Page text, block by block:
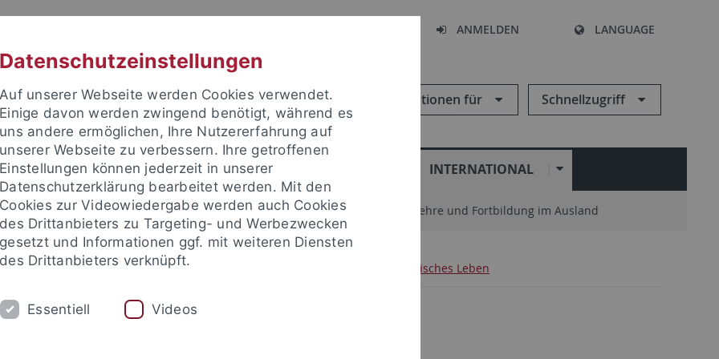
ANMELDEN LANGUAGE
Informationen für Schnellzugriff
FORSCHUNG EINRICHTUNGEN INTERNATIONAL
im Ausland Sprachen lernen Forschung Welcome Center Lehre und Fortbildung im Ausland
aus dem Ausland Erasmus und Austausch nach Tübingen Studentisches Leben
Leben
Datenschutzeinstellungen
Auf unserer Webseite werden Cookies verwendet.
Einige davon werden zwingend benötigt, während es
uns andere ermöglichen, Ihre Nutzererfahrung auf
unserer Webseite zu verbessern. Ihre getroffenen
Einstellungen können jederzeit in unserer
Datenschutzerklärung bearbeitet werden. Mit den
Cookies zur Videowiedergabe werden auch Cookies
des Drittanbieters zu Targeting- und Werbezwecken
gesetzt und Informationen ggf. mit weiteren Diensten
des Drittanbieters verknüpft.
Essentiell Videos